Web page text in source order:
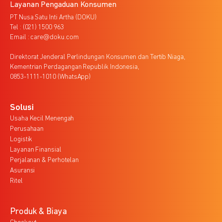
Layanan Pengaduan Konsumen
PT Nusa Satu Inti Artha (DOKU)
Tel : (021) 1500 963
Email : care@doku.com
Direktorat Jenderal Perlindungan Konsumen dan Tertib Niaga,
Kementrian Perdagangan Republik Indonesia,
0853-1111-1010 (WhatsApp)
Solusi
Usaha Kecil Menengah
Perusahaan
Logistik
Layanan Finansial
Perjalanan & Perhotelan
Asuransi
Ritel
Produk & Biaya